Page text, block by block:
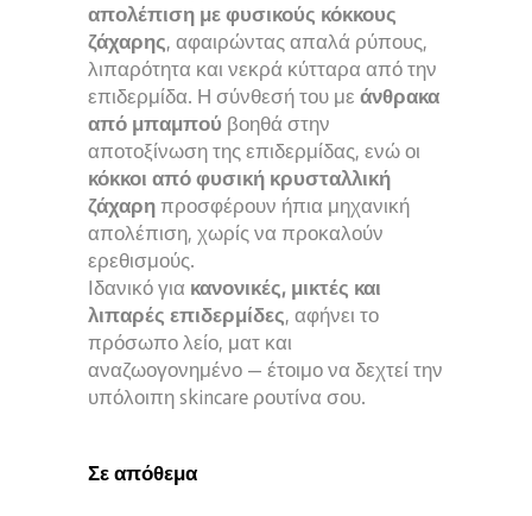
απολέπιση με φυσικούς κόκκους
ζάχαρης, αφαιρώντας απαλά ρύπους,
λιπαρότητα και νεκρά κύτταρα από την
επιδερμίδα. Η σύνθεσή του με άνθρακα
από μπαμπού βοηθά στην
αποτοξίνωση της επιδερμίδας, ενώ οι
κόκκοι από φυσική κρυσταλλική
ζάχαρη προσφέρουν ήπια μηχανική
απολέπιση, χωρίς να προκαλούν
ερεθισμούς.
Ιδανικό για κανονικές, μικτές και
λιπαρές επιδερμίδες, αφήνει το
πρόσωπο λείο, ματ και
αναζωογονημένο — έτοιμο να δεχτεί την
υπόλοιπη skincare ρουτίνα σου.
Σε απόθεμα